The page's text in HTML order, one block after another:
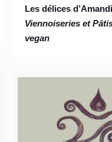
Les délices
Viennoiseries et
vegan